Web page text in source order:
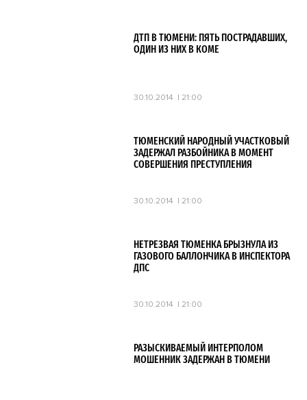
ДТП В ТЮМЕНИ: ПЯТЬ ПОСТРАДАВШИХ,
ОДИН ИЗ НИХ В КОМЕ
30.10.2014 21:00
ТЮМЕНСКИЙ НАРОДНЫЙ УЧАСТКОВЫЙ
ЗАДЕРЖАЛ РАЗБОЙНИКА В МОМЕНТ
СОВЕРШЕНИЯ ПРЕСТУПЛЕНИЯ
30.10.2014 21:00
НЕТРЕЗВАЯ ТЮМЕНКА БРЫЗНУЛА ИЗ
ГАЗОВОГО БАЛЛОНЧИКА В ИНСПЕКТОРА
ДПС
30.10.2014 21:00
РАЗЫСКИВАЕМЫЙ ИНТЕРПОЛОМ
МОШЕННИК ЗАДЕРЖАН В ТЮМЕНИ